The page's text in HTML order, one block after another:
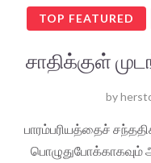
TOP FEATURED
சாதிக்குள்
by
பாரம்பரியத்தைச்
பொழுதுபோக்காகவும்